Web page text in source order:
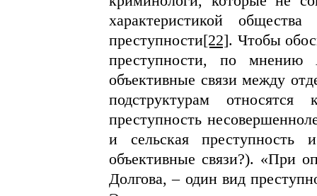
характеристикой
преступности[22]. Чтобы
преступности, по мнению
объективные связи между
подструктурам
преступность
и сельская
объективные связи?). «При
Долгова, – один вид